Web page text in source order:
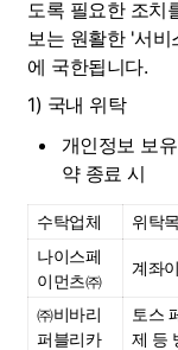
도록 필요한 조치
보는 원활한 '서
에 국한됩니다.
1) 국내 위탁
개인정보 보
약 종료 시
수탁업체
위탁
나이스페
이먼츠㈜
계좌
㈜비바리
퍼블리카
토스
제 등